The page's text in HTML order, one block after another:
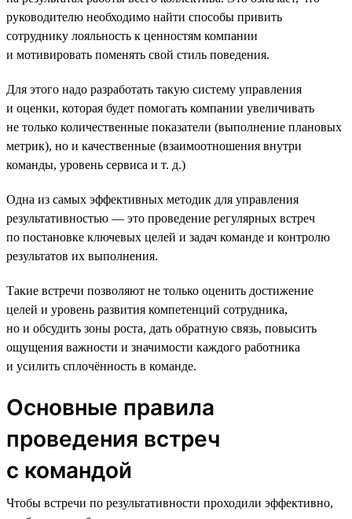
руководителю необходимо найти способы привить
сотруднику лояльность к ценностям компании
и мотивировать поменять свой стиль поведения.
Для этого надо разработать такую систему управления
и оценки, которая будет помогать компании увеличивать
не только количественные показатели (выполнение плановых
метрик), но и качественные (взаимоотношения внутри
команды, уровень сервиса и т. д.)
Одна из самых эффективных методик для управления
результативностью — это проведение регулярных встреч
по постановке ключевых целей и задач команде и контролю
результатов их выполнения.
Такие встречи позволяют не только оценить достижение
целей и уровень развития компетенций сотрудника,
но и обсудить зоны роста, дать обратную связь, повысить
ощущения важности и значимости каждого работника
и усилить сплочённость в команде.
Основные правила
проведения встреч
с командой
Чтобы встречи по результативности проходили эффективно,